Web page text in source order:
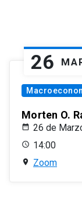
26
Morten O.
26 de
14:00
Zoom